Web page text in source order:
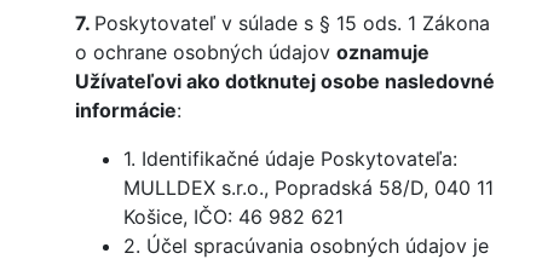
7. Poskytovateľ v súlade s § 15 ods. 1 Zákona
o ochrane osobných údajov oznamuje
Užívateľovi ako dotknutej osobe nasledovné
informácie:
1. Identifikačné údaje Poskytovateľa:
MULLDEX s.r.o., Popradská 58/D, 040 11
Košice, IČO: 46 982 621
2. Účel spracúvania osobných údajov je